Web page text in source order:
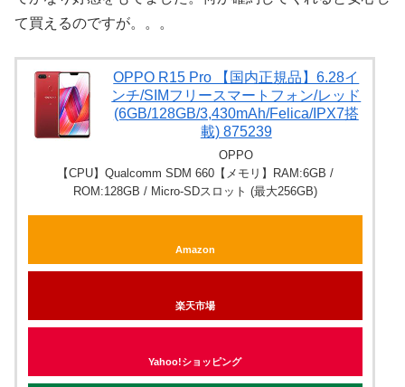
て買えるのですが。。。
OPPO R15 Pro 【国内正規品】6.28イ
ンチ/SIMフリースマートフォン/レッド
(6GB/128GB/3,430mAh/Felica/IPX7搭
載) 875239
OPPO
【CPU】Qualcomm SDM 660【メモリ】RAM:6GB /
ROM:128GB / Micro-SDスロット (最大256GB)
Amazon
楽天市場
Yahoo!ショッピング